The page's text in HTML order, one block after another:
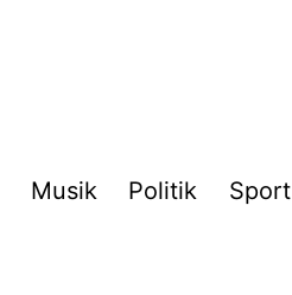
Musik Politik Sport